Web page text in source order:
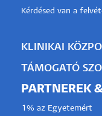
Kérdésed van a
KLINIKAI
TÁMOGATÓ
PARTNEREK
1% az Egyetemért